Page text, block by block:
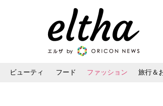
ビューティ フード ファッション 旅行＆